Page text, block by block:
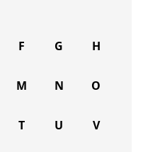
F G H
M N O
T U V